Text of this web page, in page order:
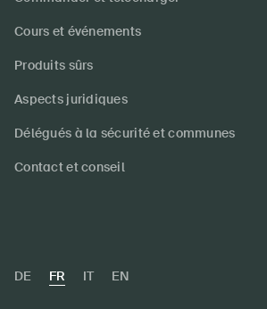
Cours et événements
Produits sûrs
Aspects juridiques
Délégués à la sécurité et communes
Contact et conseil
DE FR IT EN